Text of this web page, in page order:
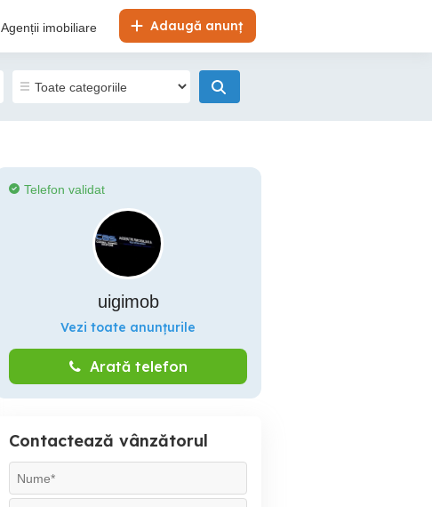
Adaugă anunț
Agenții imobiliare
Telefon validat
uigimob
Vezi toate anunțurile
Arată telefon
Contactează vânzătorul